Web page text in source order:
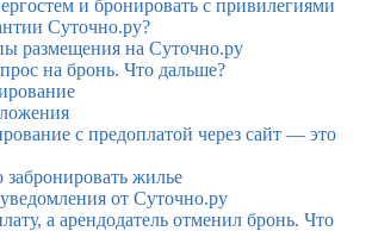
и бронировать с привилегиями
Суточно.ру?
размещения на Суточно.ру
на бронь. Что дальше?
с предоплатой через сайт — это
забронировать жилье
от Суточно.ру
а арендодатель отменил бронь. Что